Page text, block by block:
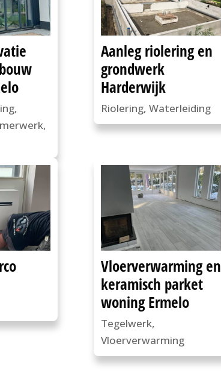
,
,
Aanleg riolering en
grondwerk
Harderwijk
Riolering, Waterleiding
Vloerverwarming en
keramisch parket
woning Ermelo
Tegelwerk,
Vloerverwarming